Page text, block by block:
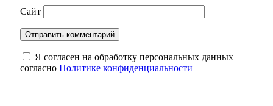
Сайт
Я согласен на обработку персональных данных
согласно Политике конфиденциальности